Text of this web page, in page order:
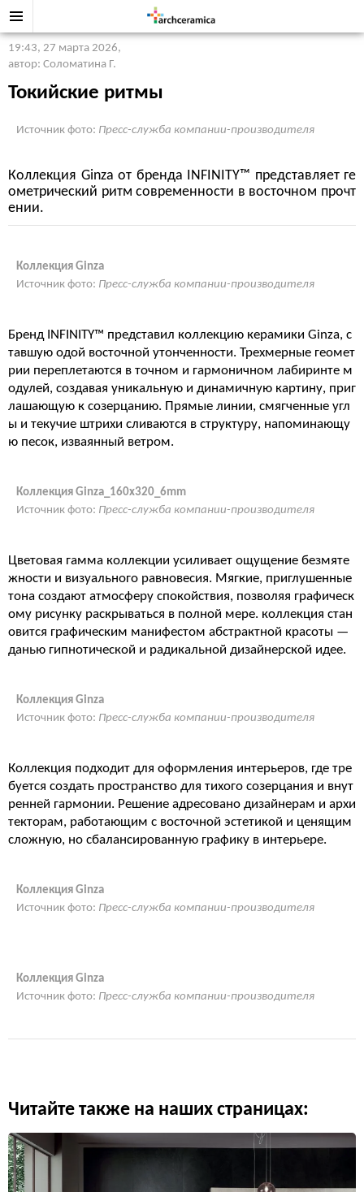
19:43, 27 марта 2026,
автор: Соломатина Г.
Токийские ритмы
Источник фото: Пресс-служба компании-производителя
Коллекция Ginza от бренда INFINITY™ представляет ге
ометрический ритм современности в восточном прочт
ении.
Коллекция Ginza
Источник фото: Пресс-служба компании-производителя
Бренд INFINITY™ представил коллекцию керамики Ginza, с
тавшую одой восточной утонченности. Трехмерные геомет
рии переплетаются в точном и гармоничном лабиринте м
одулей, создавая уникальную и динамичную картину, приг
лашающую к созерцанию. Прямые линии, смягченные угл
ы и текучие штрихи сливаются в структуру, напоминающу
ю песок, изваянный ветром.
Коллекция Ginza_160x320_6mm
Источник фото: Пресс-служба компании-производителя
Цветовая гамма коллекции усиливает ощущение безмяте
жности и визуального равновесия. Мягкие, приглушенные
тона создают атмосферу спокойствия, позволяя графическ
ому рисунку раскрываться в полной мере. коллекция стан
овится графическим манифестом абстрактной красоты —
данью гипнотической и радикальной дизайнерской идее.
Коллекция Ginza
Источник фото: Пресс-служба компании-производителя
Коллекция подходит для оформления интерьеров, где тре
буется создать пространство для тихого созерцания и внут
ренней гармонии. Решение адресовано дизайнерам и архи
текторам, работающим с восточной эстетикой и ценящим
сложную, но сбалансированную графику в интерьере.
Коллекция Ginza
Источник фото: Пресс-служба компании-производителя
Коллекция Ginza
Источник фото: Пресс-служба компании-производителя
Читайте также на наших страницах: